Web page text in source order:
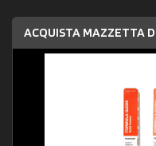
ACQUISTA MAZZETTA